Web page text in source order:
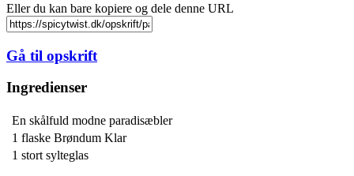
Eller du kan bare kopiere og dele denne URL
Gå til opskrift
Ingredienser
En skålfuld modne paradisæbler
1 flaske Brøndum Klar
1 stort sylteglas